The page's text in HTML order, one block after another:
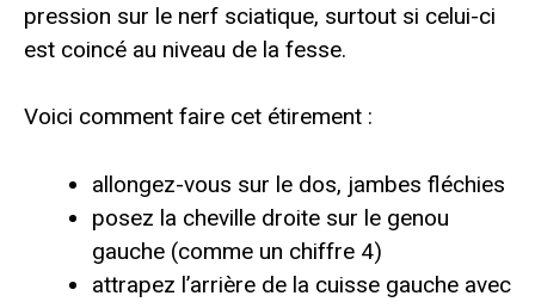
pression sur le nerf sciatique, surtout si celui-ci
est coincé au niveau de la fesse.
Voici comment faire cet étirement :
allongez-vous sur le dos, jambes fléchies
posez la cheville droite sur le genou
gauche (comme un chiffre 4)
attrapez l’arrière de la cuisse gauche avec